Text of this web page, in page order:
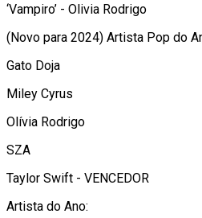
‘Vampiro’ - Olivia Rodrigo
(Novo para 2024) Artista Pop do
Gato Doja
Miley Cyrus
Olívia Rodrigo
SZA
Taylor Swift - VENCEDOR
Artista do Ano: